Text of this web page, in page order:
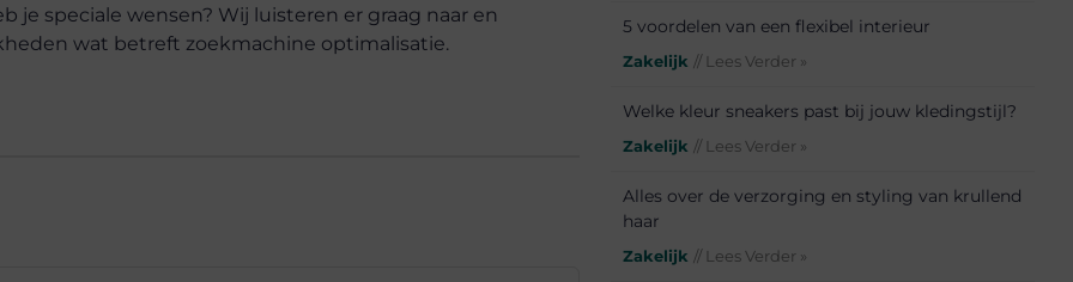
je speciale wensen? Wij luisteren er graag naar en
wat betreft zoekmachine optimalisatie.
5 voordelen van een flexibel interieur
Zakelijk // Lees Verder »
Welke kleur sneakers past bij jouw kledingstijl?
Zakelijk // Lees Verder »
Alles over de verzorging en styling van krullend
haar
Zakelijk // Lees Verder »